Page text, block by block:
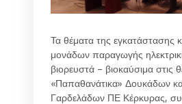
Τα θέματα της εγκατάστασης
μονάδων παραγωγής
βιορευστά – βιοκαύσιμα στις
«Παπαθανάτικα» Δουκάδων
Γαρδελάδων ΠΕ Κέρκυρας,